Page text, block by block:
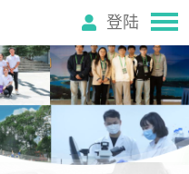
登陆